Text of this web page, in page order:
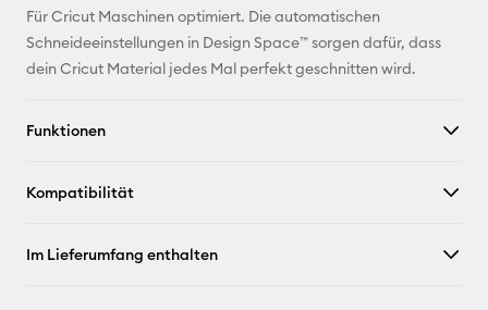
Für Cricut Maschinen optimiert. Die automatischen
Schneideeinstellungen in Design Space™ sorgen dafür, dass
dein Cricut Material jedes Mal perfekt geschnitten wird.
Funktionen
Kompatibilität
Im Lieferumfang enthalten